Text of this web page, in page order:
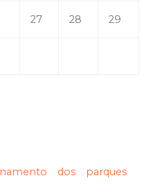
27 28 29
dos parques